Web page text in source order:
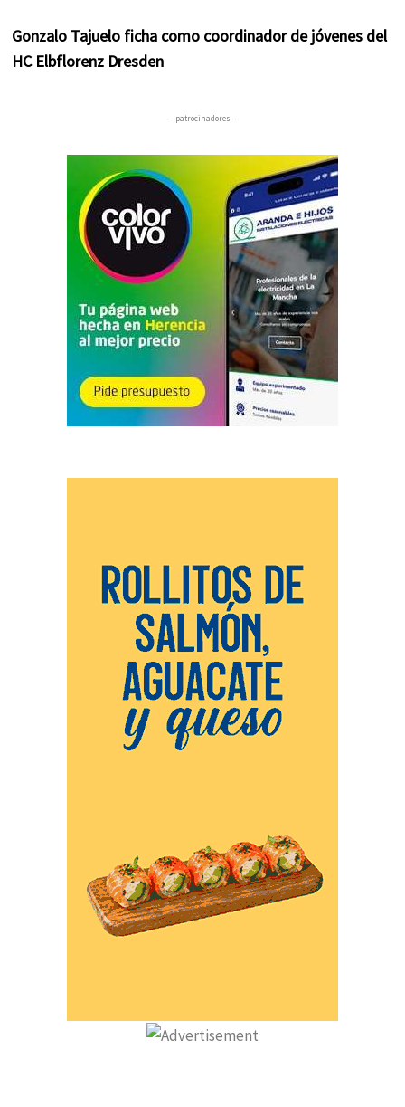
Gonzalo Tajuelo ficha como coordinador de jóvenes del
HC Elbflorenz Dresden
– patrocinadores –